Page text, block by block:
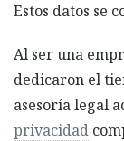
Estos datos se
Al ser una
dedicaron el
asesoría legal
privacidad